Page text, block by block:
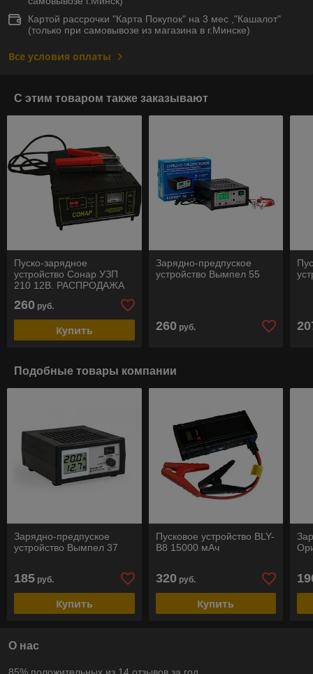
Картой рассрочки "Карта Покупок" на 3 мес ,"Кашалот"
(только при самовывозе из магазина в г.Минске)
Все условия оплаты
С этим товаром также заказывают
Пуско-зарядное
устройство Сонар УЗП
210 12В. РАСПРОДАЖА
260 руб.
Купить
Зарядно-предпуское
устройство Вымпел 55
260 руб.
Подобные товары компании
Зарядно-предпуское
устройство Вымпел 37
185 руб.
Купить
Пусковое устройство BLY-
B8 15000 мАч
320 руб.
Купить
О нас